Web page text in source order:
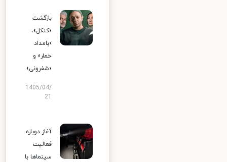
بازگشت
«کنکل»،
«بامداد
خمار» و
«شفرونی»
1405/04/
آغاز دوباره
فعالیت
سینماها با